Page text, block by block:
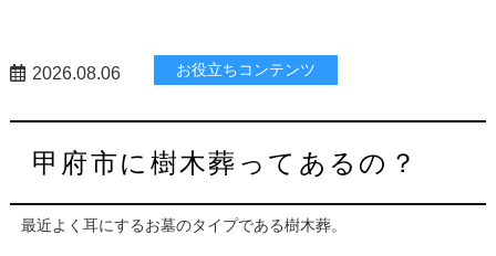
2026.08.06 お役立ちコンテンツ
甲府市に樹木葬ってあるの？
最近よく耳にするお墓のタイプである樹木葬。